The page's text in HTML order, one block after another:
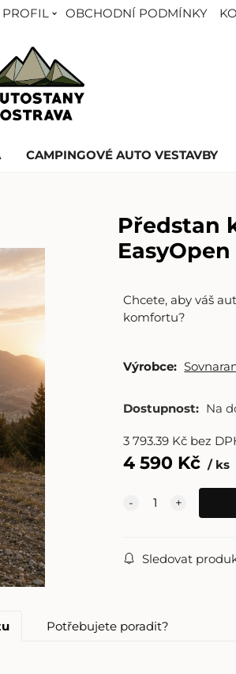
PROFIL OBCHODNÍ PODMÍNKY
CAMPINGOVÉ AUTO VESTAVBY
Předstan
EasyOpen
Chcete, aby váš
komfortu?
Výrobce:
Dostupnost: Na
3 793.39 Kč bez
4 590 Kč ks
Sledovat
Potřebujete poradit?